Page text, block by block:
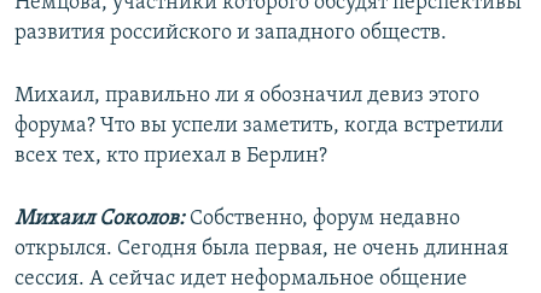
развития российского и западного обществ.
Михаил, правильно ли я обозначил девиз этого
форума? Что вы успели заметить, когда встретили
всех тех, кто приехал в Берлин?
Михаил Соколов:Собственно, форум недавно
открылся. Сегодня была первая, не очень длинная
сессия. А сейчас идет неформальное общение